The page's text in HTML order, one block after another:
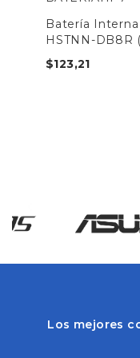
Batería
HSTNN-DB8R
$123,21
Los mejores